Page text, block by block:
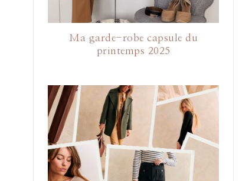
Ma garde-robe capsule du
printemps 2025